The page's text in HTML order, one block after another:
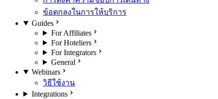
ข้อตกลงในการให้บริการ
Guides
For Affiliates
For Hoteliers
For Integrators
General
Webinars
วิธีใช้งาน
Integrations